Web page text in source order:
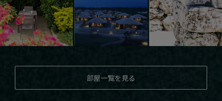
部屋一覧を見る